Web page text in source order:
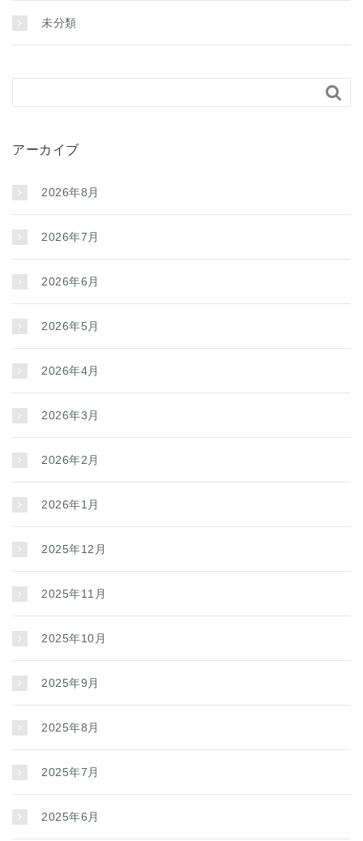
未分類

アーカイブ
2026年8月
2026年7月
2026年6月
2026年5月
2026年4月
2026年3月
2026年2月
2026年1月
2025年12月
2025年11月
2025年10月
2025年9月
2025年8月
2025年7月
2025年6月